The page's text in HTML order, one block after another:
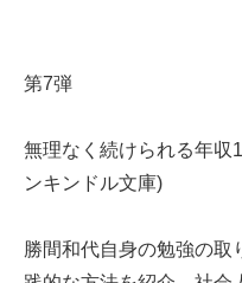
第7弾
無理なく続けられる年
ンキンドル文庫)
勝間和代自身の勉強の取